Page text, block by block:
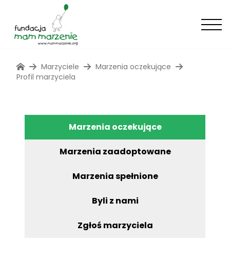
Marzyciele
Marzenia oczekujące
Profil marzyciela
Marzenia oczekujące
Marzenia zaadoptowane
Marzenia spełnione
Byli z nami
Zgłoś marzyciela